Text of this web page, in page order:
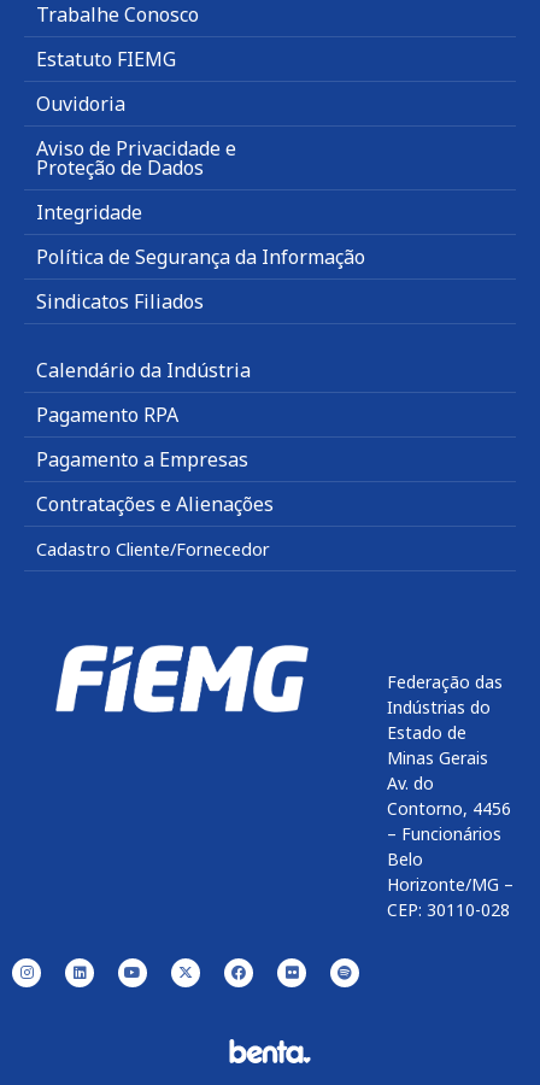
Trabalhe Conosco
Estatuto FIEMG
Ouvidoria
Aviso de Privacidade e
Proteção de Dados
Integridade
Política de Segurança da Informação
Sindicatos Filiados
Calendário da Indústria
Pagamento RPA
Pagamento a Empresas
Contratações e Alienações
Cadastro Cliente/Fornecedor
Federação das
Indústrias do
Estado de
Minas Gerais
Av. do
Contorno, 4456
– Funcionários
Belo
Horizonte/MG –
CEP: 30110-028